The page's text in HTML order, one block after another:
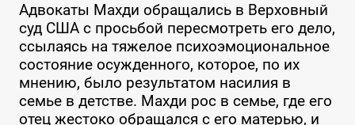
Адвокаты Махди обращались в Верховный
суд США с просьбой пересмотреть его дело,
ссылаясь на тяжелое психоэмоциональное
состояние осужденного, которое, по их
мнению, было результатом насилия в
семье в детстве. Махди рос в семье, где его
отец жестоко обращался с его матерью, и